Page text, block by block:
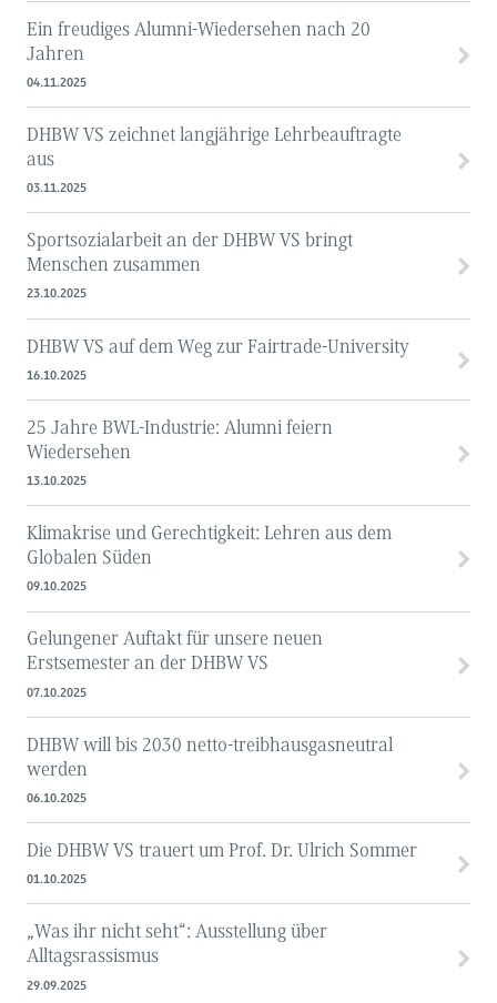
04.11.2025
Ein freudiges Alumni-Wiedersehen nach 20
Jahren
03.11.2025
DHBW VS zeichnet langjährige Lehrbeauftragte
aus
23.10.2025
Sportsozialarbeit an der DHBW VS bringt
Menschen zusammen
16.10.2025
DHBW VS auf dem Weg zur Fairtrade-University
13.10.2025
25 Jahre BWL-Industrie: Alumni feiern
Wiedersehen
09.10.2025
Klimakrise und Gerechtigkeit: Lehren aus dem
Globalen Süden
07.10.2025
Gelungener Auftakt für unsere neuen
Erstsemester an der DHBW VS
06.10.2025
DHBW will bis 2030 netto-treibhausgasneutral
werden
01.10.2025
Die DHBW VS trauert um Prof. Dr. Ulrich Sommer
29.09.2025
„Was ihr nicht seht“: Ausstellung über
Alltagsrassismus